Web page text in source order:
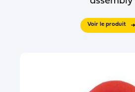
Voir le produit